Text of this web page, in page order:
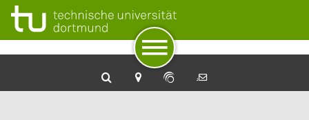
Zum Navigationspfad
Zur Navigation
Zum Schnellzugriff
Zum Fuß der Seite mit weiteren Services
Zum Inhalt
Zur Startseite
Rehabilitationstechnologie